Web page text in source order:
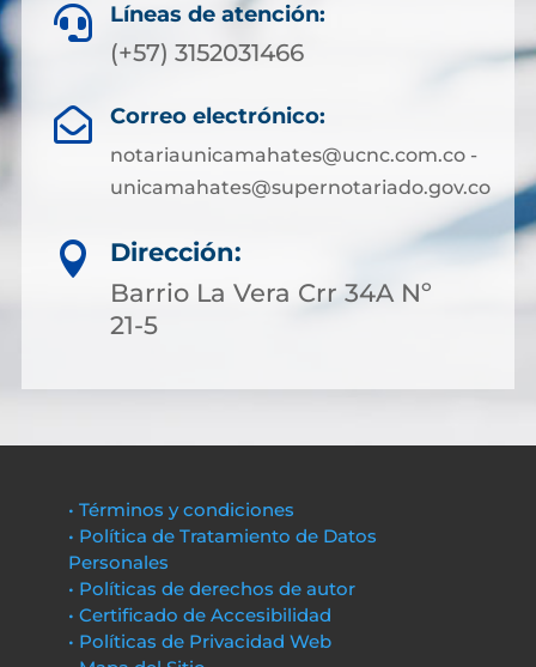
 Líneas de atención:
(+57) 3152031466
 Correo electrónico:
notariaunicamahates@ucnc.com.co -
unicamahates@supernotariado.gov.co

Dirección:
Barrio La Vera Crr 34A Nº
21-5
• Términos y condiciones
• Política de Tratamiento de Datos
Personales
• Políticas de derechos de autor
• Certificado de Accesibilidad
• Políticas de Privacidad Web